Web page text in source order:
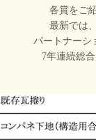
各賞をご
最新では
パートナーシ
7年連続総